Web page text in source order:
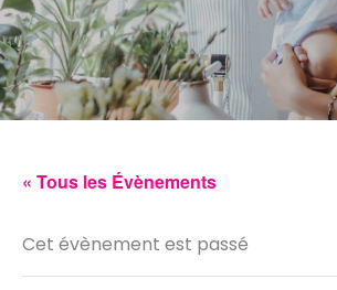
« Tous les Évènements
Cet évènement est passé